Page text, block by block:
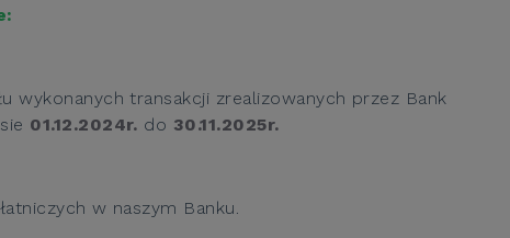
wykonanych transakcji zrealizowanych przez Bank
01.12.2024r. do 30.11.2025r.
w naszym Banku.